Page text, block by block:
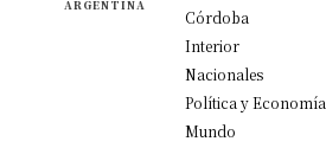
ARGENTINA
Córdoba
Interior
Nacionales
Política y Economía
Mundo